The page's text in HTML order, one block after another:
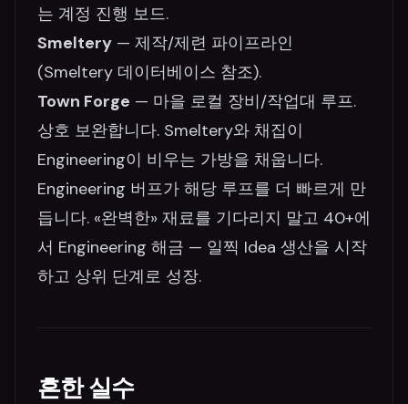
는 계정 진행 보드.
Smeltery — 제작/제련 파이프라인
(Smeltery 데이터베이스 참조).
Town Forge — 마을 로컬 장비/작업대 루프.
상호 보완합니다. Smeltery와 채집이
Engineering이 비우는 가방을 채웁니다.
Engineering 버프가 해당 루프를 더 빠르게 만
듭니다. «완벽한» 재료를 기다리지 말고 40+에
서 Engineering 해금 — 일찍 Idea 생산을 시작
하고 상위 단계로 성장.
흔한 실수